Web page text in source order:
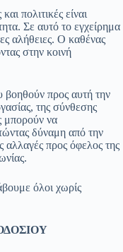
πολιτικές είναι
Σε αυτό το εγχείρημα
αλήθειες. Ο καθένας
στην κοινή
βοηθούν προς αυτή την
της σύνθεσης
μπορούν να
δύναμη από την
προς όφελος της
όλοι χωρίς